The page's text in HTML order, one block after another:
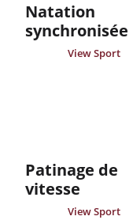
Natation
synchronisée
View Sport
Patinage de
vitesse
View Sport